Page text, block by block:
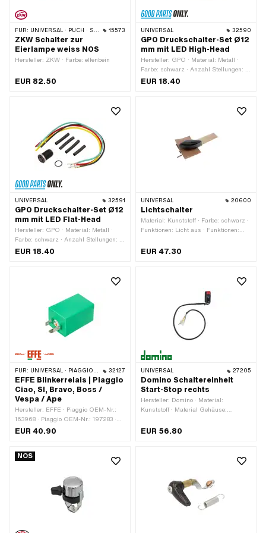
FÜR: UNIVERSAL · PUCH · SACHS 15573
ZKW Schalter zur
Eierlampe weiss NOS
Hersteller: ZKW · Farbe: elfenbein
EUR 82.50
UNIVERSAL 32590
GPO Druckschalter-Set Ø12
mm mit LED High-Head
Hersteller: GPO · Material: Metall ·
Farbe: schwarz · Anzahl Stellungen: 2
Stk. · Anzahl Kabel: 4 Stk. ·
EUR 18.40
UNIVERSAL 32591
GPO Druckschalter-Set Ø12
mm mit LED Flat-Head
Hersteller: GPO · Material: Metall ·
Farbe: schwarz · Anzahl Stellungen: 2
Stk. · Anzahl Kabel: 4 Stk. · Ø
(Feingewinde) · Gesamtlänge: 25.6
EUR 18.40
UNIVERSAL 20600
Lichtschalter
Material: Kunststoff · Farbe: schwarz ·
Funktionen: Licht aus · Funktionen:
EUR 47.30
FÜR: UNIVERSAL · PIAGGIO · VESPA 32127
EFFE Blinkerrelais | Piaggio
Ciao, SI, Bravo, Boss /
Vespa / Ape
Hersteller: EFFE · Piaggio OEM-Nr.:
163968 · Piaggio OEM-Nr.: 197283 ·
Piaggio OEM-Nr.: 213594 · Piaggio
EUR 40.90
UNIVERSAL 27205
Domino Schaltereinheit
Start-Stop rechts
Hersteller: Domino · Material:
Kunststoff · Material Gehäuse:
Kunststoff · Farbe: schwarz ·
Gesamtlänge: 60 mm · Kabellänge:
mm · Ø Lenker: 22 mm
EUR 56.80
NOS